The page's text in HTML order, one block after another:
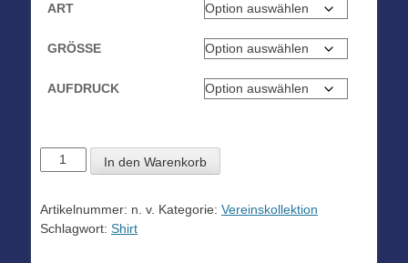
ART
GRÖSSE
AUFDRUCK
Fan-
Shirts
In den Warenkorb
Artikelnummer: n. v. Kategorie: Vereinskollektion
Schlagwort: Shirt